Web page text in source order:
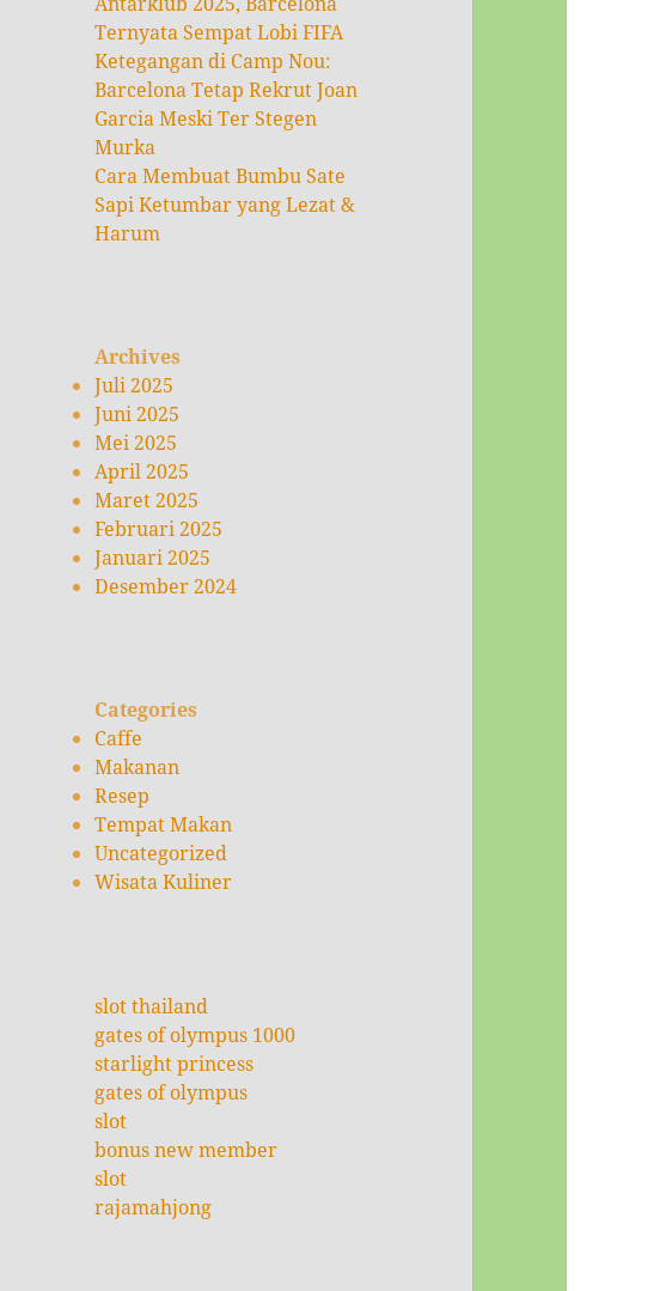
Ternyata Sempat Lobi FIFA
Ketegangan di Camp Nou:
Barcelona Tetap Rekrut Joan
Garcia Meski Ter Stegen
Murka
Cara Membuat Bumbu Sate
Sapi Ketumbar yang Lezat &
Harum
Archives
Juli 2025
Juni 2025
Mei 2025
April 2025
Maret 2025
Februari 2025
Januari 2025
Desember 2024
Categories
Caffe
Makanan
Resep
Tempat Makan
Uncategorized
Wisata Kuliner
slot thailand
gates of olympus 1000
starlight princess
gates of olympus
slot
bonus new member
slot
rajamahjong